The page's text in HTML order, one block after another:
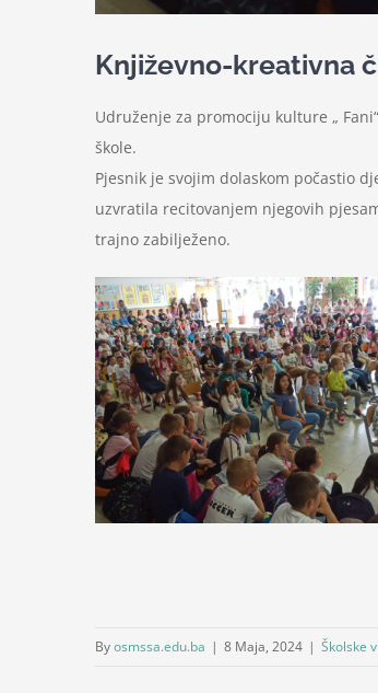
Književno-kreativna
Udruženje za promociju kulture „
škole.
Pjesnik je svojim dolaskom počastio
uzvratila recitovanjem njegovih
trajno zabilježeno.
Byosmssa.edu.ba | 8 Maja, 2024 | Školske